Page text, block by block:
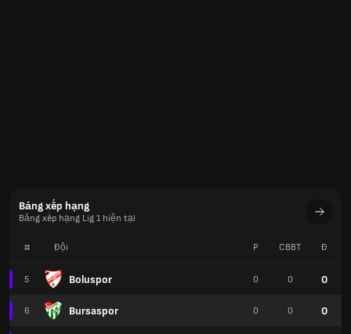
Bảng xếp hạng
Bảng xếp hạng Lig 1 hiện tại
# Đội
5 Boluspor
6 Bursaspor
P CBBT Đ
0 0 0
0 0 0